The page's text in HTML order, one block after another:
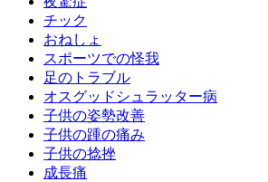
チック
おねしょ
スポーツでの怪我
足のトラブル
オスグッドシュラッター病
子供の姿勢改善
子供の踵の痛み
子供の捻挫
成長痛